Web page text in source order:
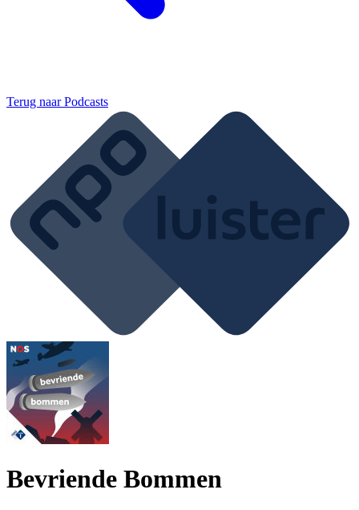
Terug naarPodcasts
Bevriende Bommen